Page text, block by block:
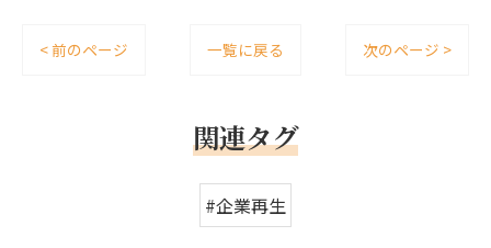
< 前のページ 一覧に戻る 次のページ >
関連タグ
#企業再生